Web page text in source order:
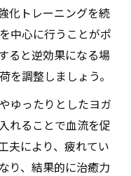
化トレーニングを続
中心に行うことがポ
ると逆効果になる場
を調整しましょう。
ゆったりとしたヨガ
れることで血流を促
夫により、疲れてい
り、結果的に治癒力